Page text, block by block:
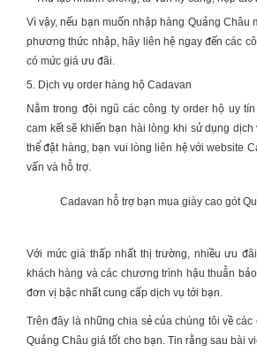
Vì vậy, nếu bạn muốn nhập hàng Quảng Châu
phương thức nhập, hãy liên hệ ngay đến các
có mức giá ưu đãi.
5. Dịch vụ order hàng hộ Cadavan
Nằm trong đội ngũ các công ty order hộ uy
cam kết sẽ khiến bạn hài lòng khi sử dụng
thể đặt hàng, bạn vui lòng liên hệ với website
vấn và hỗ trợ.
Cadavan hỗ trợ bạn mua giày cao gót
Với mức giá thấp nhất thị trường, nhiều ưu
khách hàng và các chương trình hậu thuẫn
đơn vị bậc nhất cung cấp dịch vụ tới bạn.
Trên đây là những chia sẻ của chúng tôi về
Quảng Châu giá tốt cho bạn. Tin rằng sau bài